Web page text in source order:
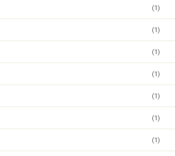
(1)
(1)
(1)
(1)
(1)
(1)
(1)